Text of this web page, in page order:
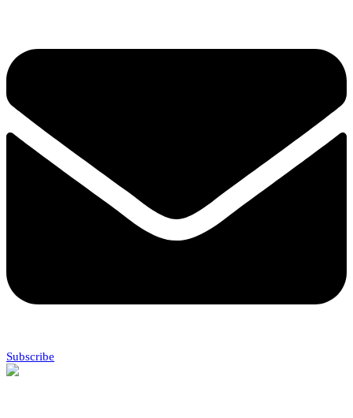
Subscribe